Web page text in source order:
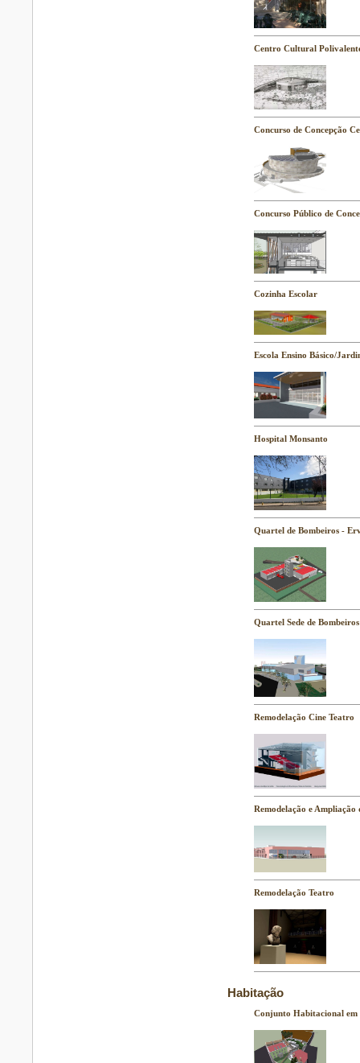
Centro Cultural
Concurso de Concepção
Concurso Público de
Cozinha Escolar
Escola Ensino Básico/
Hospital Monsanto
Quartel de Bombeiros -
Quartel Sede de Bombeiros
Remodelação Cine Teatro
Remodelação e
Remodelação Teatro
Habitação
Conjunto Habitacional em